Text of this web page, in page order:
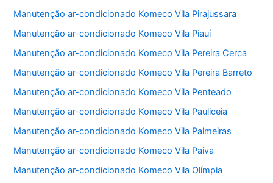
Manutenção ar-condicionado Komeco Vila Pirajussara
Manutenção ar-condicionado Komeco Vila Piauí
Manutenção ar-condicionado Komeco Vila Pereira Cerca
Manutenção ar-condicionado Komeco Vila Pereira Barreto
Manutenção ar-condicionado Komeco Vila Penteado
Manutenção ar-condicionado Komeco Vila Pauliceia
Manutenção ar-condicionado Komeco Vila Palmeiras
Manutenção ar-condicionado Komeco Vila Paiva
Manutenção ar-condicionado Komeco Vila Olímpia